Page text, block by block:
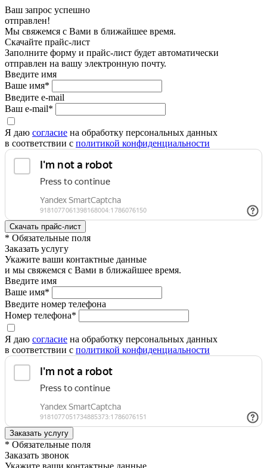
Ваш запрос успешно
отправлен!
Мы свяжемся с Вами в ближайшее время.
Скачайте прайс-лист
Заполните форму и прайс-лист будет автоматически
отправлен на вашу электронную почту.
Введите имя
Ваше имя*
Введите e-mail
Ваш e-mail*
Я даю согласие на обработку персональных данных
в соответствии с политикой конфиденциальности
* Обязательные поля
Заказать услугу
Укажите ваши контактные данные
и мы свяжемся с Вами в ближайшее время.
Введите имя
Ваше имя*
Введите номер телефона
Номер телефона*
Я даю согласие на обработку персональных данных
в соответствии с политикой конфиденциальности
* Обязательные поля
Заказать звонок
Укажите ваши контактные данные